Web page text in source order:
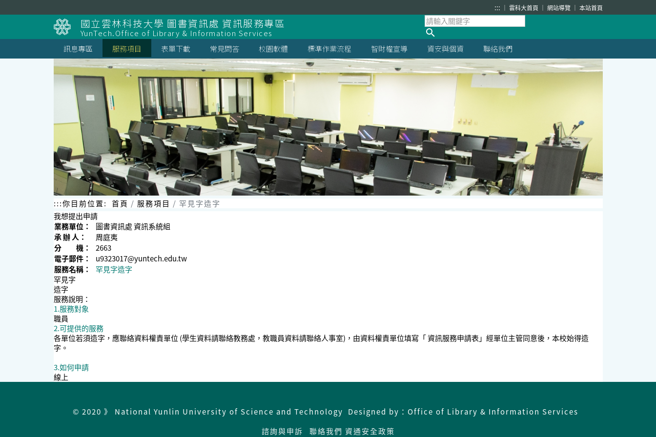
到
主
要
內
容
塊
::: 雲科大首頁 網站導覽 本站首頁
國立雲林科技大學 圖書資訊處 資訊服務專區
YunTech.Office of Library & Information Services
訊息專區
服務項目 表單下載 常見問答 校園軟體 標準作業流程 智財權宣導 資安與個資 聯絡我們
:::你目前位置: 首頁 服務項目
罕見字造字
我想提出申請
業務單位：
圖書資訊處 資訊系統組
承 辦 人：
周庭夷
分 機：
2663
電子郵件：
u9323017@yuntech.edu.tw
服務名稱：
罕見字造字
罕見字
造字
服務說明：
1.服務對象
職員
2.可提供的服務
各單位若須造字，應聯絡資料權責單位 (學生資料請聯絡教務處，教職員資料請聯絡人事室)，由資料權責單位填寫「 資訊服務申請表」經單位主管同意後，本校始得造
字。
3.如何申請
線上
© 2020 》 National Yunlin University of Science and Technology Designed by：Office of Library & Information Services
諮詢與申訴
聯絡我們 資通安全政策